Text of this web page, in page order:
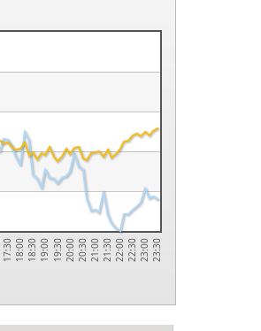
17:30 18:00 18:30 19:00 19:30 20:00 20:30 21:00 21:30 22:00 22:30 23:00 23:30